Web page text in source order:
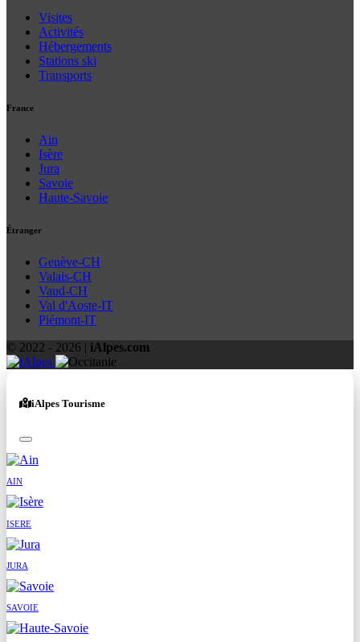
Visites
Activités
Hébergements
Stations ski
Transports
France
Ain
Isère
Jura
Savoie
Haute-Savoie
Étranger
Genève-CH
Valais-CH
Vaud-CH
Val d'Aoste-IT
Piémont-IT
© 2022 - 2026 | iAlpes.com
iAlpes Tourisme
AIN
ISERE
JURA
SAVOIE